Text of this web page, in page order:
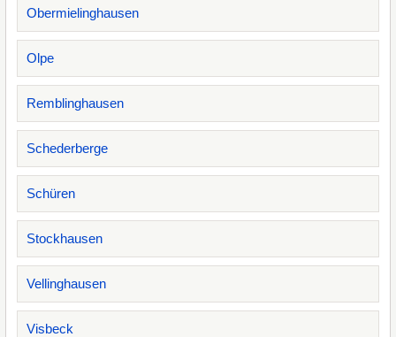
Obermielinghausen
Olpe
Remblinghausen
Schederberge
Schüren
Stockhausen
Vellinghausen
Visbeck